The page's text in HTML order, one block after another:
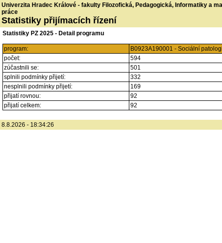
Univerzita Hradec Králové - fakulty Filozofická, Pedagogická, Informatiky a
práce
Statistiky přijímacích řízení
Statistiky PZ 2025 - Detail programu
program:
B0923A190001 - Sociální
počet:
594
zúčastnili se:
501
splnili podmínky přijetí:
332
nesplnili podmínky přijetí:
169
přijatí rovnou:
92
přijatí celkem:
92
8.8.2026 - 18:34:26